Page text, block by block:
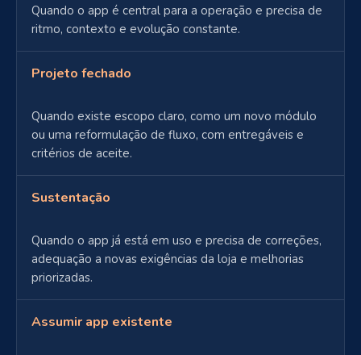
Quando o app é central para a operação e precisa de
ritmo, contexto e evolução constante.
Projeto fechado
Quando existe escopo claro, como um novo módulo
ou uma reformulação de fluxo, com entregáveis e
critérios de aceite.
Sustentação
Quando o app já está em uso e precisa de correções,
adequação a novas exigências da loja e melhorias
priorizadas.
Assumir app existente